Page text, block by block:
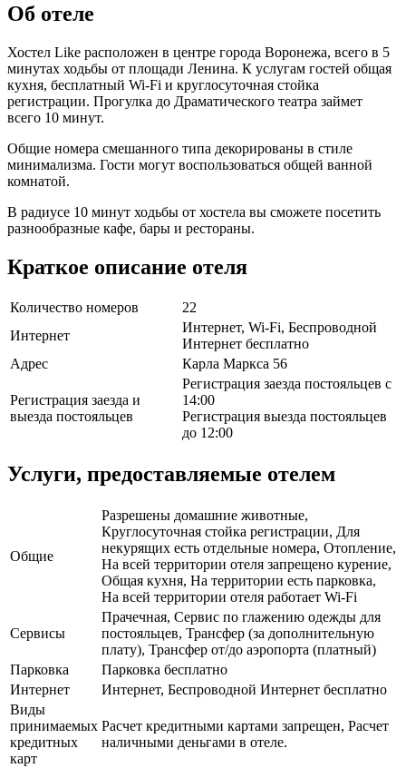
Об отеле
Хостел Like расположен в центре города Воронежа, всего в 5
минутах ходьбы от площади Ленина. К услугам гостей общая
кухня, бесплатный Wi-Fi и круглосуточная стойка
регистрации. Прогулка до Драматического театра займет
всего 10 минут.
Общие номера смешанного типа декорированы в стиле
минимализма. Гости могут воспользоваться общей ванной
комнатой.
В радиусе 10 минут ходьбы от хостела вы сможете посетить
разнообразные кафе, бары и рестораны.
Краткое описание отеля
Количество номеров
22
Интернет
Интернет, Wi-Fi, Беспроводной
Интернет бесплатно
Адрес
Карла Маркса 56
Регистрация заезда и
выезда постояльцев
Регистрация заезда постояльцев с
14:00
Регистрация выезда постояльцев
до 12:00
Услуги, предоставляемые отелем
Общие
Разрешены домашние животные,
Круглосуточная стойка регистрации, Для
некурящих есть отдельные номера, Отопление,
На всей территории отеля запрещено курение,
Общая кухня, На территории есть парковка,
На всей территории отеля работает Wi-Fi
Сервисы
Прачечная, Сервис по глажению одежды для
постояльцев, Трансфер (за дополнительную
плату), Трансфер от/до аэропорта (платный)
Парковка
Парковка бесплатно
Интернет
Интернет, Беспроводной Интернет бесплатно
Виды
принимаемых
кредитных
карт
Расчет кредитными картами запрещен, Расчет
наличными деньгами в отеле.